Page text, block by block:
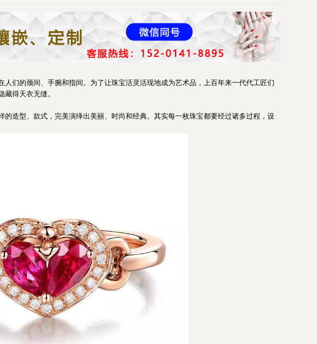
们的颈间、手腕和指间。为了让珠宝活灵活现地成为艺术品，上百年来一代代工匠们
藏得天衣无缝。
造型、款式，完美演绎出美丽、时尚和经典。其实每一枚珠宝都要经过诸多过程，设